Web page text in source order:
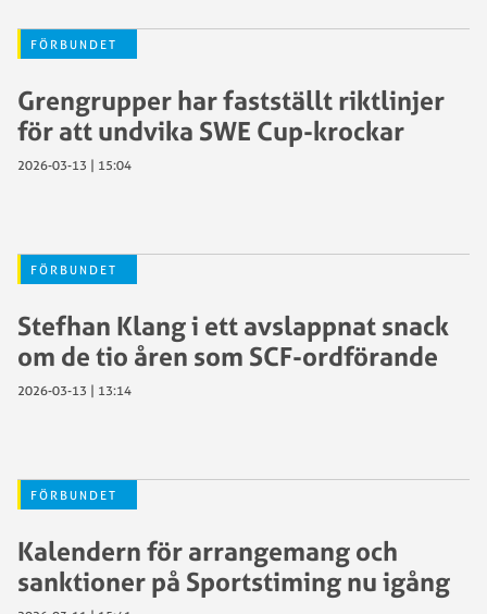
FÖRBUNDET
Grengrupper har fastställt riktlinjer
för att undvika SWE Cup-krockar
2026-03-13 | 15:04
FÖRBUNDET
Stefhan Klang i ett avslappnat snack
om de tio åren som SCF-ordförande
2026-03-13 | 13:14
FÖRBUNDET
Kalendern för arrangemang och
sanktioner på Sportstiming nu igång